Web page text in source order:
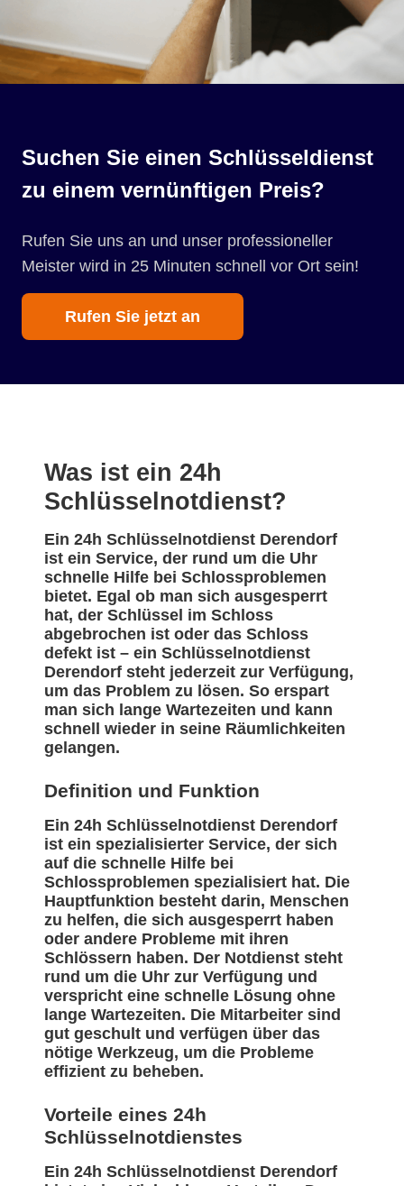
Suchen Sie einen Schlüsseldienst
zu einem vernünftigen Preis?
Rufen Sie uns an und unser professioneller
Meister wird in 25 Minuten schnell vor Ort sein!
Rufen Sie jetzt an
Was ist ein 24h
Schlüsselnotdienst?
Ein 24h Schlüsselnotdienst Derendorf
ist ein Service, der rund um die Uhr
schnelle Hilfe bei Schlossproblemen
bietet. Egal ob man sich ausgesperrt
hat, der Schlüssel im Schloss
abgebrochen ist oder das Schloss
defekt ist – ein Schlüsselnotdienst
Derendorf steht jederzeit zur Verfügung,
um das Problem zu lösen. So erspart
man sich lange Wartezeiten und kann
schnell wieder in seine Räumlichkeiten
gelangen.
Definition und Funktion
Ein 24h Schlüsselnotdienst Derendorf
ist ein spezialisierter Service, der sich
auf die schnelle Hilfe bei
Schlossproblemen spezialisiert hat. Die
Hauptfunktion besteht darin, Menschen
zu helfen, die sich ausgesperrt haben
oder andere Probleme mit ihren
Schlössern haben. Der Notdienst steht
rund um die Uhr zur Verfügung und
verspricht eine schnelle Lösung ohne
lange Wartezeiten. Die Mitarbeiter sind
gut geschult und verfügen über das
nötige Werkzeug, um die Probleme
effizient zu beheben.
Vorteile eines 24h
Schlüsselnotdienstes
Ein 24h Schlüsselnotdienst Derendorf